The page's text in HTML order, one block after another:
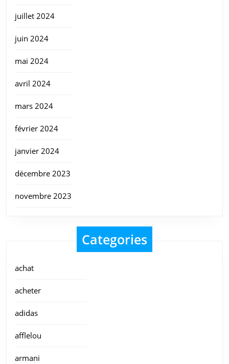
juillet 2024
juin 2024
mai 2024
avril 2024
mars 2024
février 2024
janvier 2024
décembre 2023
novembre 2023
Categories
achat
acheter
adidas
afflelou
armani